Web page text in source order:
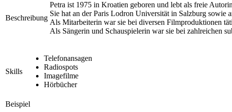
Beschreibung
Petra ist 1975 in Kroatien geboren und lebt als freie
Sie hat an der Paris Lodron Universität in Salzburg sowie
Als Mitarbeiterin war sie bei diversen Filmproduktionen
Als Sängerin und Schauspielerin war sie bei zahlreichen
Skills
Telefonansagen
Radiospots
Imagefilme
Hörbücher
Beispiel